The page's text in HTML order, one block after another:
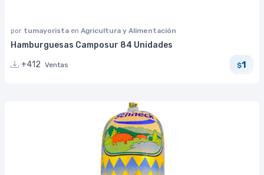
por tumayorista en Agricultura y Alimentación
Hamburguesas Camposur 84 Unidades
+412 Ventas $1